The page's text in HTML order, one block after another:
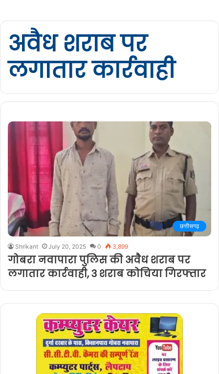
अवैध शराब पर
लगातार कार्रवाही
छत्तीसगढ़
Shrikant July 20, 2025 0 3,899
गोबरा नवापारा पुलिस की अवैध शराब पर
लगातार कार्रवाही, 3 शराब कोचिया गिरफ्तार